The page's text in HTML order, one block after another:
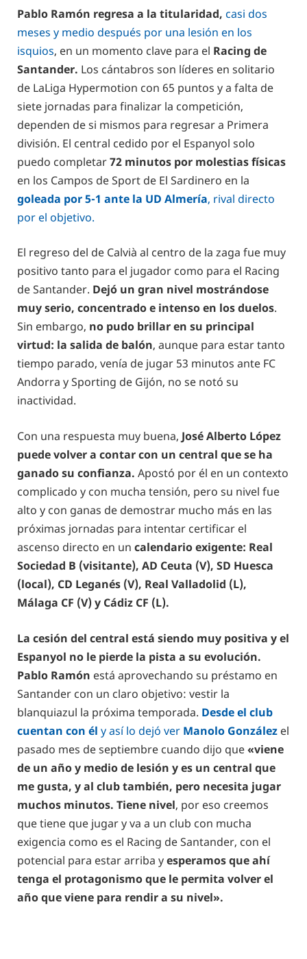
Pablo Ramón regresa a la titularidad, casi dos
meses y medio después por una lesión en los
isquios, en un momento clave para el Racing de
Santander. Los cántabros son líderes en solitario
de LaLiga Hypermotion con 65 puntos y a falta de
siete jornadas para finalizar la competición,
dependen de si mismos para regresar a Primera
división. El central cedido por el Espanyol solo
puedo completar72 minutos por molestias físicas
en los Campos de Sport de El Sardinero en la
goleada por 5-1 ante la UD Almería, rival directo
por el objetivo.
El regreso del de Calvià al centro de la zaga fue muy
positivo tanto para el jugador como para el Racing
de Santander. Dejó un gran nivel mostrándose
muy serio, concentrado e intenso en los duelos.
Sin embargo, no pudo brillar en su principal
virtud: la salida de balón, aunque para estar tanto
tiempo parado, venía de jugar 53 minutos ante FC
Andorra y Sporting de Gijón, no se notó su
inactividad.
Con una respuesta muy buena, José Alberto López
puede volver a contar con un central que se ha
ganado su confianza. Apostó por él en un contexto
complicado y con mucha tensión, pero su nivel fue
alto y con ganas de demostrar mucho más en las
próximas jornadas para intentar certificar el
ascenso directo en un calendario exigente: Real
Sociedad B (visitante), AD Ceuta (V), SD Huesca
(local), CD Leganés (V), Real Valladolid (L),
Málaga CF (V) y Cádiz CF (L).
La cesión del central está siendo muy positiva y el
Espanyol no le pierde la pista a su evolución.
Pablo Ramón está aprovechando su préstamo en
Santander con un claro objetivo: vestir la
blanquiazul la próxima temporada. Desde el club
cuentan con él y así lo dejó ver Manolo González el
pasado mes de septiembre cuando dijo que«viene
de un año y medio de lesión y es un central que
me gusta, y al club también, pero necesita jugar
muchos minutos. Tiene nivel, por eso creemos
que tiene que jugar y va a un club con mucha
exigencia como es el Racing de Santander, con el
potencial para estar arriba yesperamos que ahí
tenga el protagonismo que le permita volver el
año que viene para rendir a su nivel».